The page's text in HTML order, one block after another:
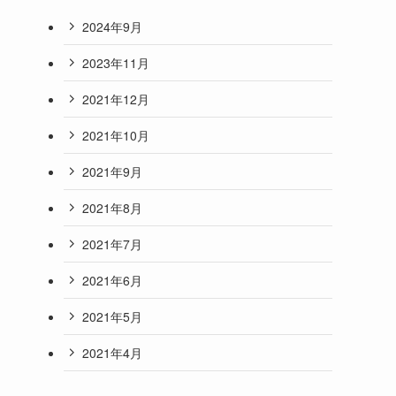
2024年9月
2023年11月
2021年12月
2021年10月
2021年9月
2021年8月
2021年7月
2021年6月
2021年5月
2021年4月